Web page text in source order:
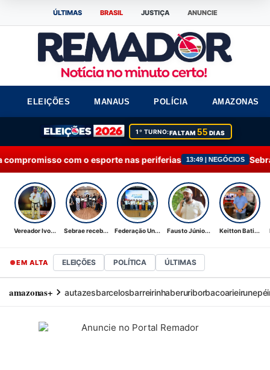
ÚLTIMAS BRASIL JUSTIÇA ANUNCIE
ELEIÇÕES MANAUS POLÍCIA AMAZONAS
1º TURNO:FALTAM55 DIAS
nas periferias 13:49 | NEGÓCIOS Sebrae recebe Moção de
Vereador Ivo... Sebrae receb... Federação Un... Fausto Júnio... Keitton Bati...
EM ALTA ELEIÇÕES POLÍTICA ÚLTIMAS
amazonas+ autazesbarcelosbarreirinhaberuriborbacoarieirunepé